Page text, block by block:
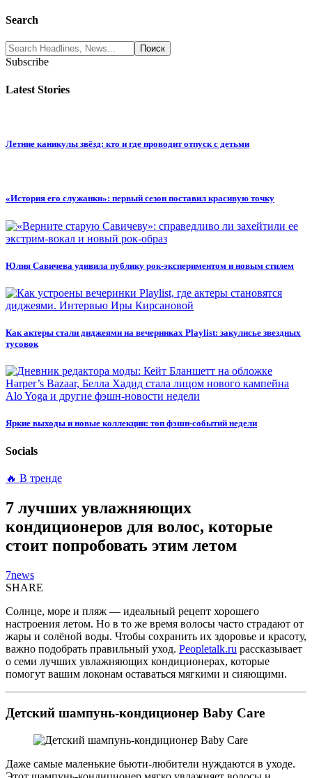
Search
Subscribe
Latest Stories
Летние каникулы звёзд: кто и где проводит отпуск с детьми
«История его служанки»: первый сезон поставил красивую точку
Юлия Савичева удивила публику рок-экспериментом и новым стилем
Как актеры стали диджеями на вечеринках Playlist: закулисье звездных
тусовок
Яркие выходы и новые коллекции: топ фэшн-событий недели
Socials
🔥 В тренде
7 лучших увлажняющих
кондиционеров для волос, которые
стоит попробовать этим летом
7news
SHARE
Солнце, море и пляж — идеальный рецепт хорошего
настроения летом. Но в то же время волосы часто страдают от
жары и солёной воды. Чтобы сохранить их здоровье и красоту,
важно подобрать правильный уход. Peopletalk.ru рассказывает
о семи лучших увлажняющих кондиционерах, которые
помогут вашим локонам оставаться мягкими и сияющими.
Детский шампунь-кондиционер Baby Care
Даже самые маленькие бьюти-любители нуждаются в уходе.